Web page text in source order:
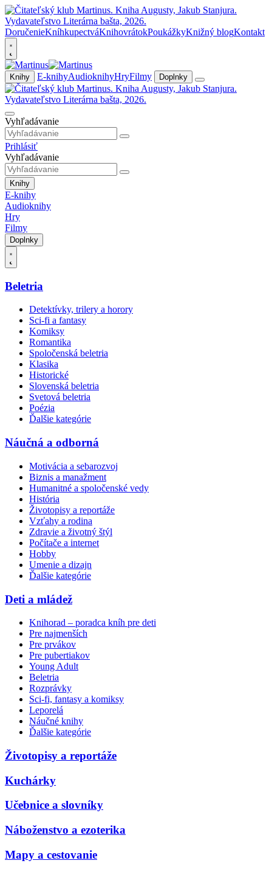
DoručenieKníhkupectváKnihovrátokPoukážkyKnižný blogKontakt
Knihy E-knihyAudioknihyHryFilmy Doplnky
Vyhľadávanie
Prihlásiť
Vyhľadávanie
Knihy
E-knihy
Audioknihy
Hry
Filmy
Doplnky
Beletria
Detektívky, trilery a horory
Sci-fi a fantasy
Komiksy
Romantika
Spoločenská beletria
Klasika
Historické
Slovenská beletria
Svetová beletria
Poézia
Ďalšie kategórie
Náučná a odborná
Motivácia a sebarozvoj
Biznis a manažment
Humanitné a spoločenské vedy
História
Životopisy a reportáže
Vzťahy a rodina
Zdravie a životný štýl
Počítače a internet
Hobby
Umenie a dizajn
Ďalšie kategórie
Deti a mládež
Knihorad – poradca kníh pre deti
Pre najmenších
Pre prvákov
Pre pubertiakov
Young Adult
Beletria
Rozprávky
Sci-fi, fantasy a komiksy
Leporelá
Náučné knihy
Ďalšie kategórie
Životopisy a reportáže
Kuchárky
Učebnice a slovníky
Náboženstvo a ezoterika
Mapy a cestovanie